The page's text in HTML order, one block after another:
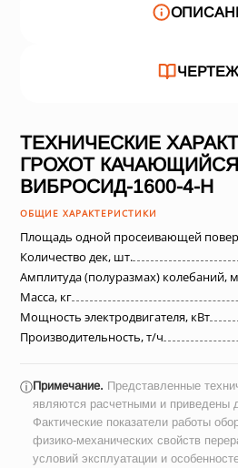
ТЕХНИЧЕСКИЕ
ГРОХОТ КАЧАЮЩИЙСЯ
ВИБРОСИД-1600-4-Н
ОБЩИЕ ХАРАКТЕРИСТИКИ
Площадь одной просеивающей
Количество дек, шт.
Амплитуда (полуразмах) колебаний,
Масса, кг
Мощность электродвигателя, кВт
Производительность, т/ч
ⓘПримечание. Представленные
являются расчетными и приведены
Фактические показатели работы
физико-механических свойств
условий эксплуатации и